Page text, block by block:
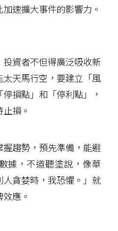
速擴大事件的影響力。
資者不但得廣泛吸收新
天馬行空，要建立「風
損點」和「停利點」，
損。
趨勢，預先準備，能避
據，不道聽塗說，像華
貪婪時，我恐懼。」就
應。